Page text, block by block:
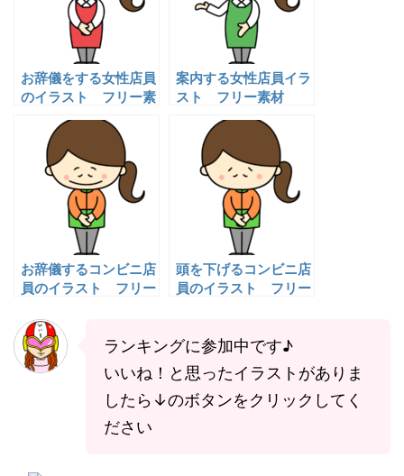
お辞儀をする女性店員
のイラスト フリー素
案内する女性店員イラ
スト フリー素材
お辞儀するコンビニ店
員のイラスト フリー
頭を下げるコンビニ店
員のイラスト フリー
ランキングに参加中です♪
いいね！と思ったイラストがありま
したら↓のボタンをクリックしてく
ださい